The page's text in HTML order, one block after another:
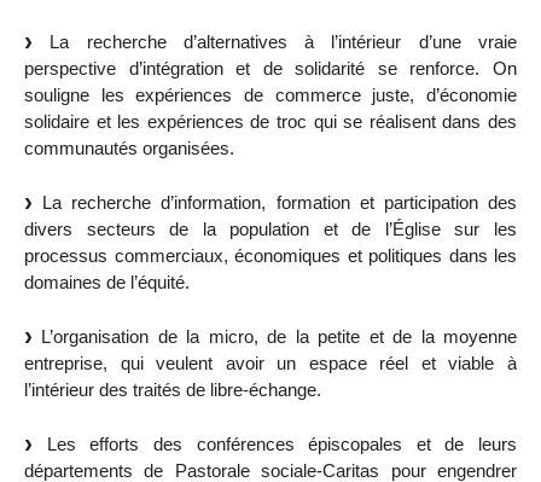
La recherche d’alternatives à l’intérieur d’une vraie
perspective d’intégration et de solidarité se renforce. On
souligne les expériences de commerce juste, d’économie
solidaire et les expériences de troc qui se réalisent dans des
communautés organisées.
La recherche d’information, formation et participation des
divers secteurs de la population et de l’Église sur les
processus commerciaux, économiques et politiques dans les
domaines de l’équité.
L’organisation de la micro, de la petite et de la moyenne
entreprise, qui veulent avoir un espace réel et viable à
l’intérieur des traités de libre-échange.
Les efforts des conférences épiscopales et de leurs
départements de Pastorale sociale-Caritas pour engendrer